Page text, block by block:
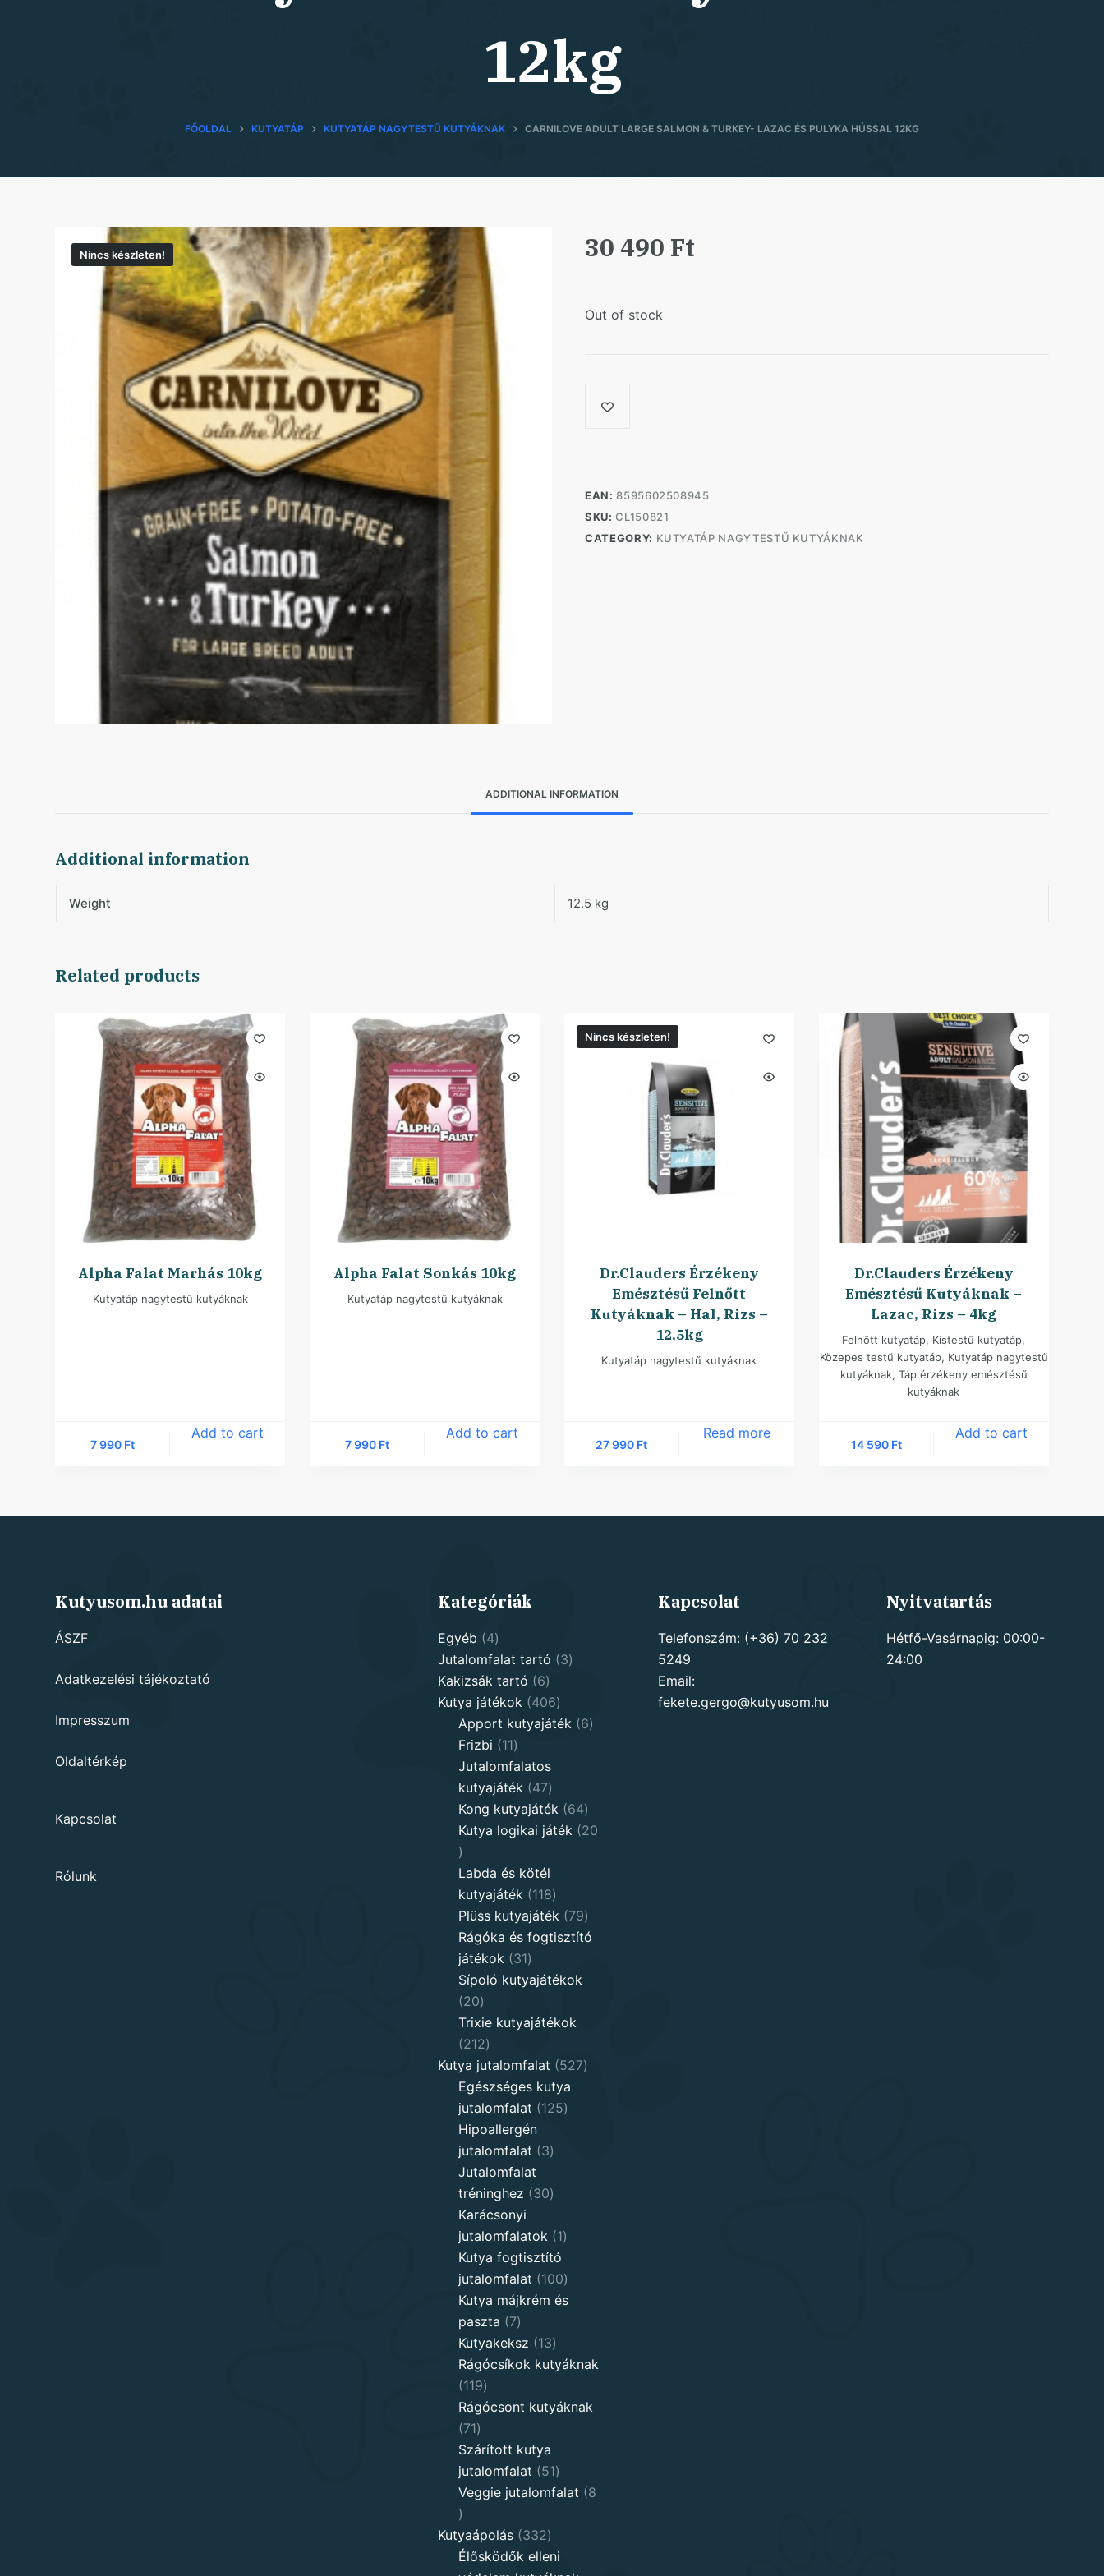
12kg
FŐOLDAL KUTYATÁP KUTYATÁP NAGYTESTŰ KUTYÁKNAK CARNILOVE ADULT LARGE SALMON & TURKEY- LAZAC ÉS PULYKA HÚSSAL 12KG
Nincs készleten! 30 490 Ft
Out of stock
EAN:8595602508945
SKU:CL150821
CATEGORY: KUTYATÁP NAGYTESTŰ KUTYÁKNAK
ADDITIONAL INFORMATION
Additional information
Weight 12.5 kg
Related products
Alpha Falat Marhás 10kg
Kutyatáp nagytestű kutyáknak
7 990 Ft
Add to cart
Alpha Falat Sonkás 10kg
Kutyatáp nagytestű kutyáknak
7 990 Ft
Add to cart
Nincs készleten!
Dr.Clauders Érzékeny
Emésztésű Felnőtt
Kutyáknak – Hal, Rizs –
12,5kg
Kutyatáp nagytestű kutyáknak
27 990 Ft
Read more
Dr.Clauders Érzékeny
Emésztésű Kutyáknak –
Lazac, Rizs – 4kg
Felnőtt kutyatáp, Kistestű kutyatáp,
Közepes testű kutyatáp, Kutyatáp nagytestű
kutyáknak, Táp érzékeny emésztésű
kutyáknak
14 590 Ft
Add to cart
Kutyusom.hu adatai
ÁSZF
Adatkezelési tájékoztató
Impresszum
Oldaltérkép
Kapcsolat
Rólunk
Kategóriák
Egyéb 44
products
Jutalomfalat tartó 33
Kakizsák tartó 66
products
Kutya játékok 406406
products
Apport kutyajáték 66
Frizbi 1111
products
Jutalomfalatos
kutyajáték 4747
products
Kong kutyajáték 6464
products
Kutya logikai játék 20
20
products
Labda és kötél
kutyajáték 118118
products
Plüss kutyajáték 7979
products
Rágóka és fogtisztító
játékok 3131
products
Sípoló kutyajátékok
2020
products
Trixie kutyajátékok
212212
products
Kutya jutalomfalat 527527
Egészséges kutya
jutalomfalat
125125
Hipoallergén
jutalomfalat
33
Jutalomfalat
tréninghez
3030
Karácsonyi
jutalomfalatok 11
Kutya fogtisztító
jutalomfalat
100100
products
Kutya májkrém és
paszta
77
products
Kutyakeksz 1313
products
Rágócsíkok kutyáknak
119119
products
Rágócsont kutyáknak
7171
products
Szárított kutya
jutalomfalat
5151
products
Veggie jutalomfalat
8
8
products
Kutyaápolás 332332
products
Élősködők elleni
Kapcsolat
Telefonszám: (+36) 70 232
5249
Email:
fekete.gergo@kutyusom.hu
Nyitvatartás
Hétfő-Vasárnapig: 00:00-
24:00